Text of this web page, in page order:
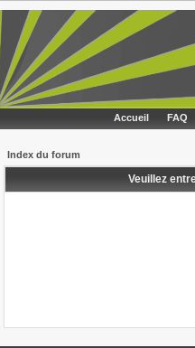
Accueil FAQ
Index du forum
Veuillez